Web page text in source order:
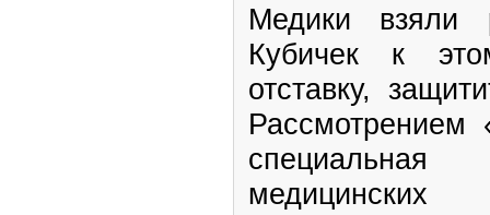
Медики взяли
Кубичек к
отставку,
Рассмотрением